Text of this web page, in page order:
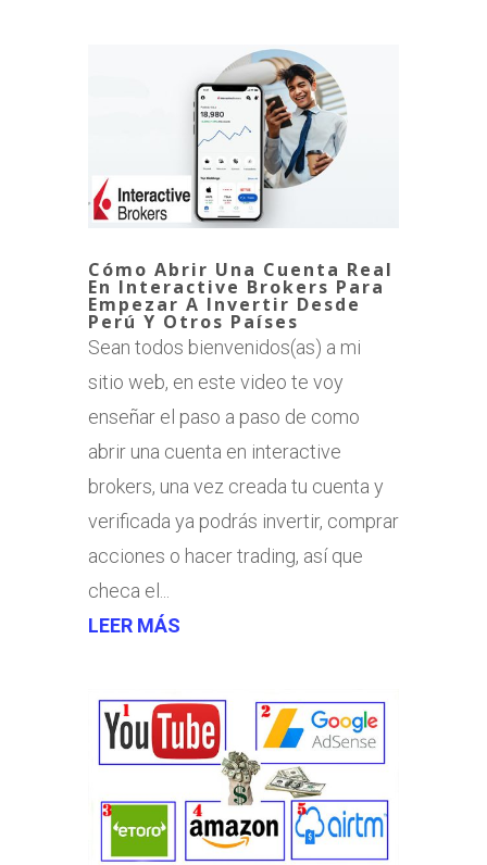
Cómo Abrir Una Cuenta Real
En Interactive Brokers Para
Empezar A Invertir Desde
Perú Y Otros Países
Sean todos bienvenidos(as) a mi
sitio web, en este video te voy
enseñar el paso a paso de como
abrir una cuenta en interactive
brokers, una vez creada tu cuenta y
verificada ya podrás invertir, comprar
acciones o hacer trading, así que
checa el...
LEER MÁS